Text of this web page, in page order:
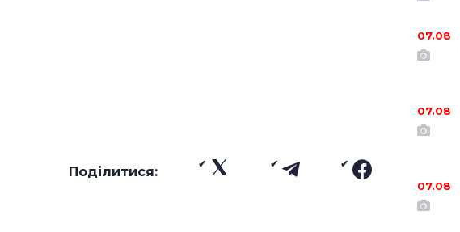
Поділитися:
07.08
07.08
07.08